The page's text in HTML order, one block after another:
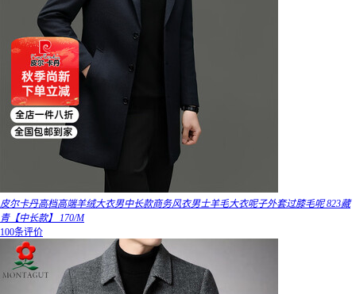
皮尔卡丹高档高端羊绒大衣男中长款商务风衣男士羊毛大衣呢子外套过膝毛呢 823藏
青【中长款】 170/M
100条评价